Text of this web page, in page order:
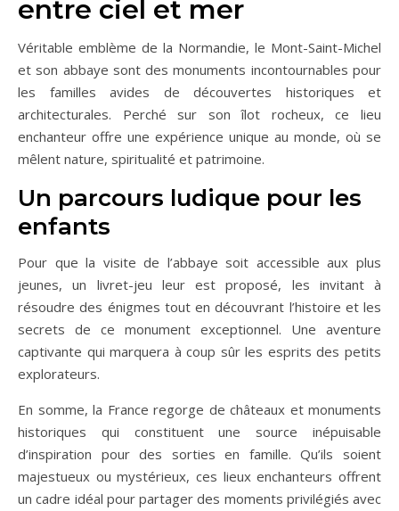
entre ciel et mer
Véritable emblème de la Normandie, le Mont-Saint-Michel
et son abbaye sont des monuments incontournables pour
les familles avides de découvertes historiques et
architecturales. Perché sur son îlot rocheux, ce lieu
enchanteur offre une expérience unique au monde, où se
mêlent nature, spiritualité et patrimoine.
Un parcours ludique pour les
enfants
Pour que la visite de l’abbaye soit accessible aux plus
jeunes, un livret-jeu leur est proposé, les invitant à
résoudre des énigmes tout en découvrant l’histoire et les
secrets de ce monument exceptionnel. Une aventure
captivante qui marquera à coup sûr les esprits des petits
explorateurs.
En somme, la France regorge de châteaux et monuments
historiques qui constituent une source inépuisable
d’inspiration pour des sorties en famille. Qu’ils soient
majestueux ou mystérieux, ces lieux enchanteurs offrent
un cadre idéal pour partager des moments privilégiés avec